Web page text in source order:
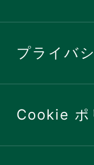
プライバ
Cookie ポ